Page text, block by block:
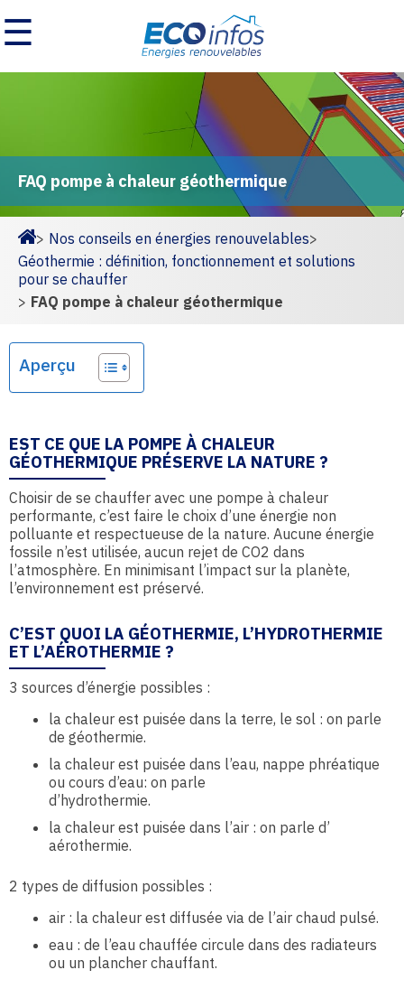
☰
FAQ pompe à chaleur géothermique
Homepage
> Nos conseils en énergies renouvelables>
Géothermie : définition, fonctionnement et solutions
pour se chauffer
> FAQ pompe à chaleur géothermique
Aperçu
EST CE QUE LA POMPE À CHALEUR
GÉOTHERMIQUE PRÉSERVE LA NATURE ?
Choisir de se chauffer avec une pompe à chaleur
performante, c’est faire le choix d’une énergie non
polluante et respectueuse de la nature. Aucune énergie
fossile n’est utilisée, aucun rejet de CO2 dans
l’atmosphère. En minimisant l’impact sur la planète,
l’environnement est préservé.
C’EST QUOI LA GÉOTHERMIE, L’HYDROTHERMIE
ET L’AÉROTHERMIE ?
3 sources d’énergie possibles :
la chaleur est puisée dans la terre, le sol : on parle
de géothermie.
la chaleur est puisée dans l’eau, nappe phréatique
ou cours d’eau: on parle
d’hydrothermie.
la chaleur est puisée dans l’air : on parle d’
aérothermie.
2 types de diffusion possibles :
air : la chaleur est diffusée via de l’air chaud pulsé.
eau : de l’eau chauffée circule dans des radiateurs
ou un plancher chauffant.